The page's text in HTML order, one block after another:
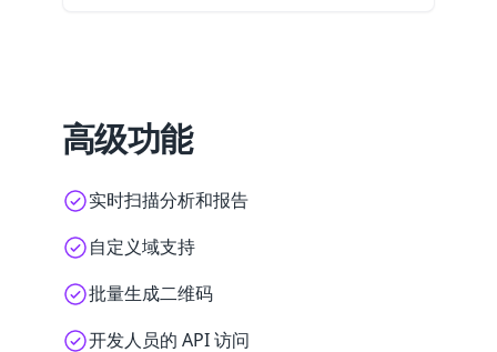
高级功能
实时扫描分析和报告
自定义域支持
批量生成二维码
开发人员的 API 访问